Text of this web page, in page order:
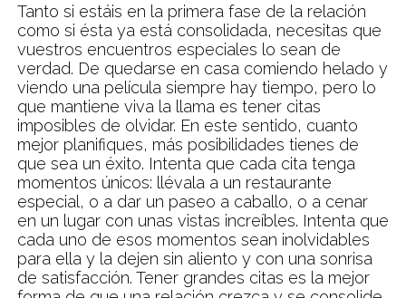
Tanto si estáis en la primera fase de la relación
como si ésta ya está consolidada, necesitas que
vuestros encuentros especiales lo sean de
verdad. De quedarse en casa comiendo helado y
viendo una película siempre hay tiempo, pero lo
que mantiene viva la llama es tener citas
imposibles de olvidar. En este sentido, cuanto
mejor planifiques, más posibilidades tienes de
que sea un éxito. Intenta que cada cita tenga
momentos únicos: llévala a un restaurante
especial, o a dar un paseo a caballo, o a cenar
en un lugar con unas vistas increíbles. Intenta que
cada uno de esos momentos sean inolvidables
para ella y la dejen sin aliento y con una sonrisa
de satisfacción. Tener grandes citas es la mejor